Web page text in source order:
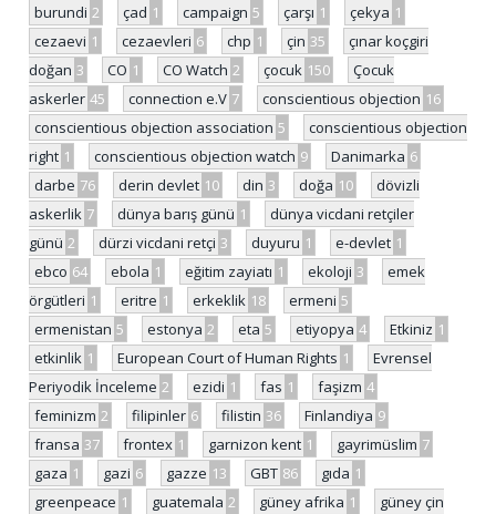
burundi 2 çad 1 campaign 5 çarşı 1 çekya 1
cezaevi 1 cezaevleri 6 chp 1 çin 35
çınar koçgiri
doğan 3 CO 1 CO Watch 2 çocuk 150
Çocuk
askerler 45 connection e.V 7 conscientious objection 16
conscientious objection association 5
conscientious objection
right 1 conscientious objection watch 9 Danimarka 6
darbe 76 derin devlet 10 din 3 doğa 10
dövizli
askerlik 7 dünya barış günü 1
dünya vicdani retçiler
günü 2 dürzi vicdani retçi 3 duyuru 1 e-devlet 1
ebco 64 ebola 1 eğitim zayiatı 1 ekoloji 3
emek
örgütleri 1 eritre 1 erkeklik 18 ermeni 5
ermenistan 5 estonya 2 eta 5 etiyopya 4 Etkiniz 1
etkinlik 1 European Court of Human Rights 1
Evrensel
Periyodik İnceleme 2 ezidi 1 fas 1 faşizm 4
feminizm 2 filipinler 6 filistin 36 Finlandiya 9
fransa 37 frontex 1 garnizon kent 1 gayrimüslim 7
gaza 1 gazi 6 gazze 13 GBT 86 gıda 1
greenpeace 1 guatemala 2 güney afrika 1
güney çin